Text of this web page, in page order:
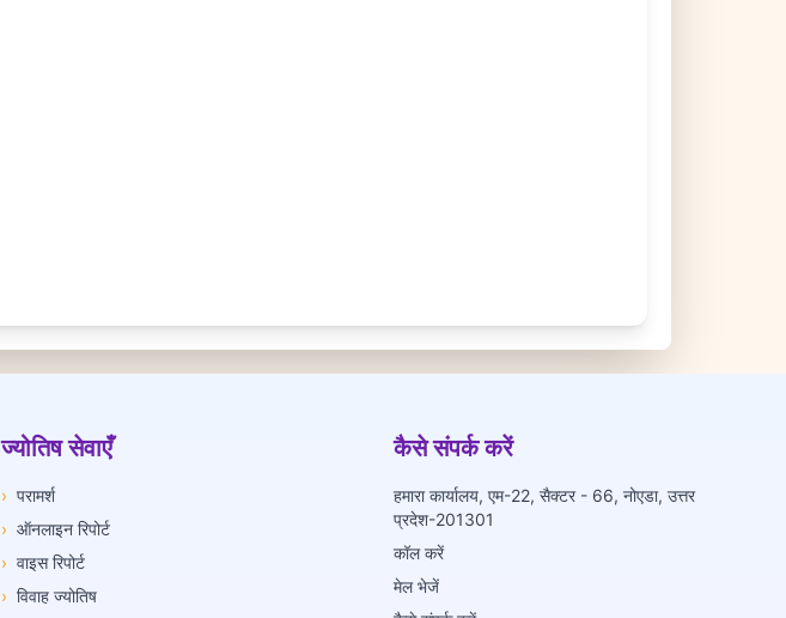
ज्योतिष सेवाएँ
› परामर्श
› ऑनलाइन रिपोर्ट
› वाइस रिपोर्ट
› विवाह ज्योतिष
कैसे संपर्क करें
हमारा कार्यालय, एम-22, सैक्टर - 66, नोएडा, उत्तर
प्रदेश-201301
कॉल करें
मेल भेजें